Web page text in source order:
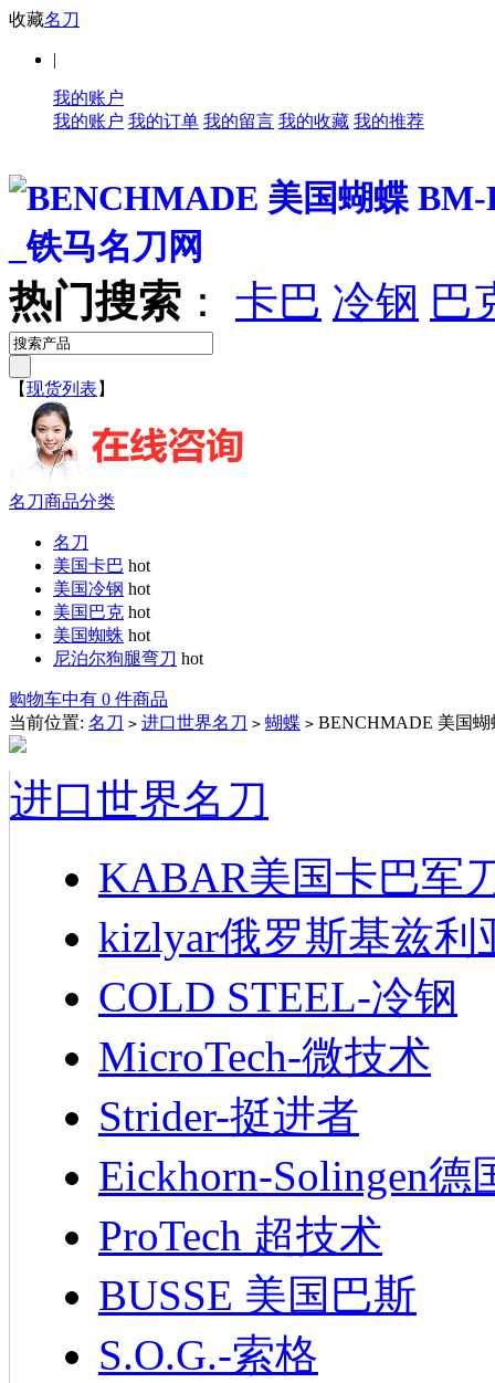
收藏名刀
|
我的账户
我的账户 我的订单 我的留言 我的收藏 我的推荐
热门搜索 ： 卡巴 冷钢 巴
【现货列表 】
名刀商品分类
名刀
美国卡巴 hot
美国冷钢 hot
美国巴克 hot
美国蜘蛛 hot
尼泊尔狗腿弯刀 hot
购物车中有 0 件商品
当前位置: 名刀 > 进口世界名刀 > 蝴蝶 > BENCHMADE 美国蝴
进口世界名刀
KABAR美国卡巴军
kizlyar俄罗斯基兹利
COLD STEEL-冷钢
MicroTech-微技术
Strider-挺进者
Eickhorn-Solingen德
ProTech 超技术
BUSSE 美国巴斯
S.O.G.-索格